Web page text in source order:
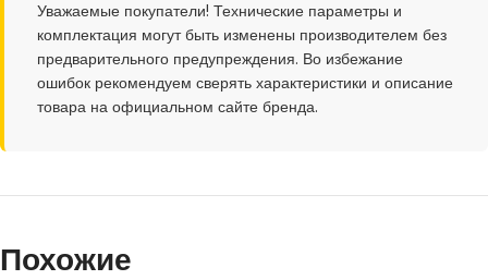
Уважаемые покупатели! Технические параметры и
комплектация могут быть изменены производителем без
предварительного предупреждения. Во избежание
ошибок рекомендуем сверять характеристики и описание
товара на официальном сайте бренда.
Похожие